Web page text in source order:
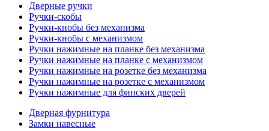
Дверные ручки
Ручки-скобы
Ручки-кнобы без механизма
Ручки-кнобы с механизмом
Ручки нажимные на планке без механизма
Ручки нажимные на планке с механизмом
Ручки нажимные на розетке без механизма
Ручки нажимные на розетке с механизмом
Ручки нажимные для финских дверей
Дверная фурнитура
Замки навесные